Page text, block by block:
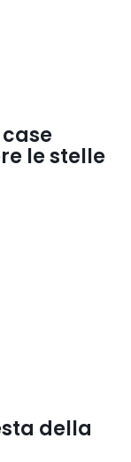
le stelle
della